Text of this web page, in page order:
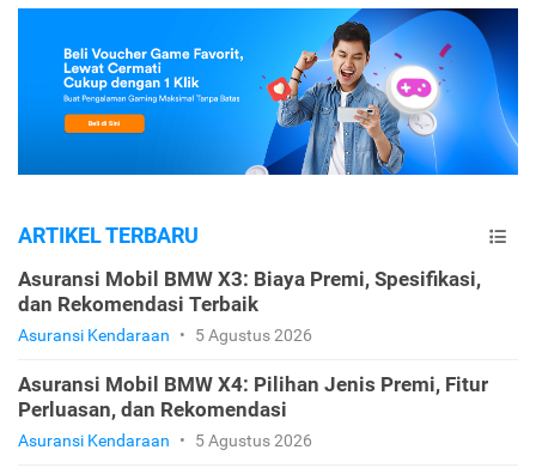
ARTIKEL TERBARU
Asuransi Mobil BMW X3: Biaya Premi, Spesifikasi,
dan Rekomendasi Terbaik
Asuransi Kendaraan • 5 Agustus 2026
Asuransi Mobil BMW X4: Pilihan Jenis Premi, Fitur
Perluasan, dan Rekomendasi
Asuransi Kendaraan • 5 Agustus 2026